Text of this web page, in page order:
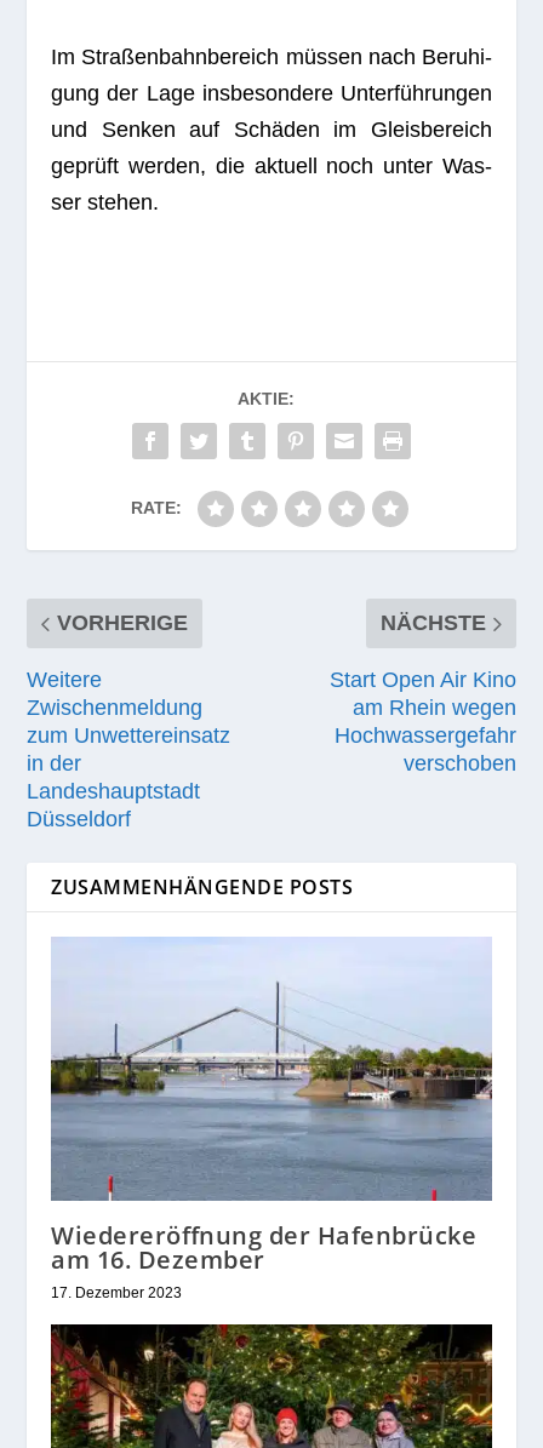
Im Stra­ßen­bahn­be­reich müssen nach Beru­hi­
gung der Lage ins­be­son­dere Unterführungen
und Sen­ken auf Schäden im Gleis­be­reich
geprüft wer­den, die aktu­ell noch unter Was­
ser stehen.
AKTIE:
RATE:
VORHERIGE
Weitere
Zwischenmeldung
zum Unwettereinsatz
in der
Landeshauptstadt
Düsseldorf
NÄCHSTE
Start Open Air Kino
am Rhein wegen
Hochwassergefahr
verschoben
ZUSAMMENHÄNGENDE POSTS
Wiedereröffnung der Hafenbrücke
am 16. Dezember
17. Dezember 2023